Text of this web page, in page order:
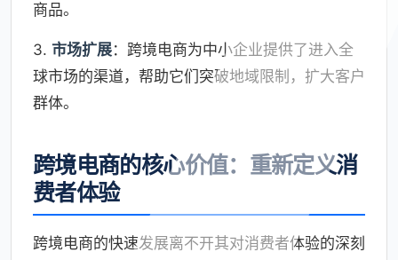
商品。
3. 市场扩展：跨境电商为中小企业提供了进入全
球市场的渠道，帮助它们突破地域限制，扩大客户
群体。
跨境电商的核心价值：重新定义消
费者体验
跨境电商的快速发展离不开其对消费者体验的深刻